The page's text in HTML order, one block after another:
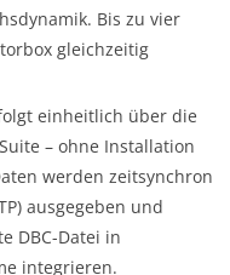
Bis zu vier
gleichzeitig
einheitlich über die
– ohne Installation
werden zeitsynchron
ausgegeben und
DBC-Datei in
integrieren.